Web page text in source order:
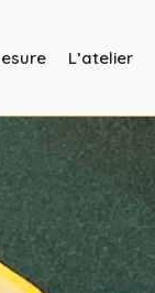
L’atelier